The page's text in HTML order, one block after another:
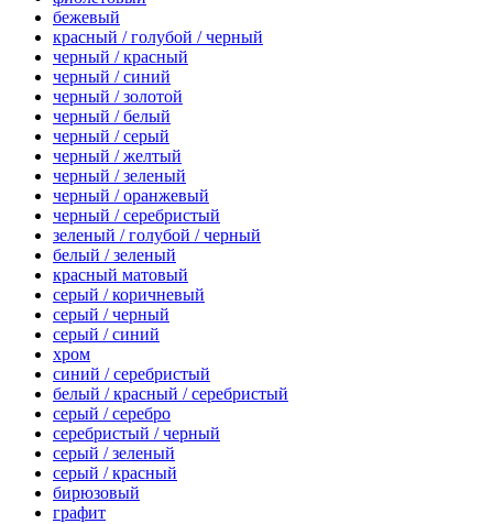
бежевый
красный / голубой / черный
черный / красный
черный / синий
черный / золотой
черный / белый
черный / серый
черный / желтый
черный / зеленый
черный / оранжевый
черный / серебристый
зеленый / голубой / черный
белый / зеленый
красный матовый
серый / коричневый
серый / черный
серый / синий
хром
синий / серебристый
белый / красный / серебристый
серый / серебро
серебристый / черный
серый / зеленый
серый / красный
бирюзовый
графит